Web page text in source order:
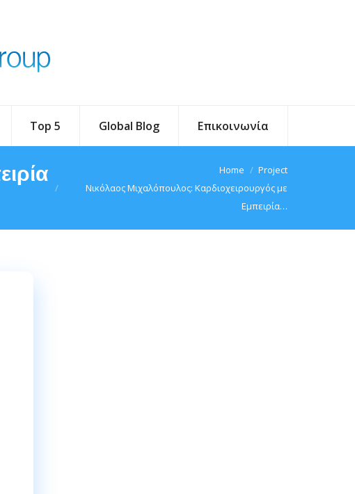
Top 5 Global Blog Επικοινωνία
Home
Project
Νικόλαος Μιχαλόπουλος: Καρδιοχειρουργός με
Εμπειρία…